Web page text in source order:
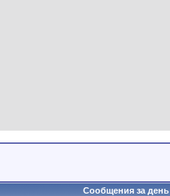
Сообщения за день